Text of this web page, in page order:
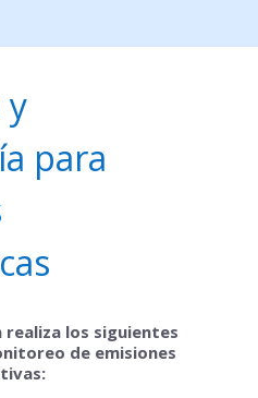
y
para
realiza los siguientes
de emisiones